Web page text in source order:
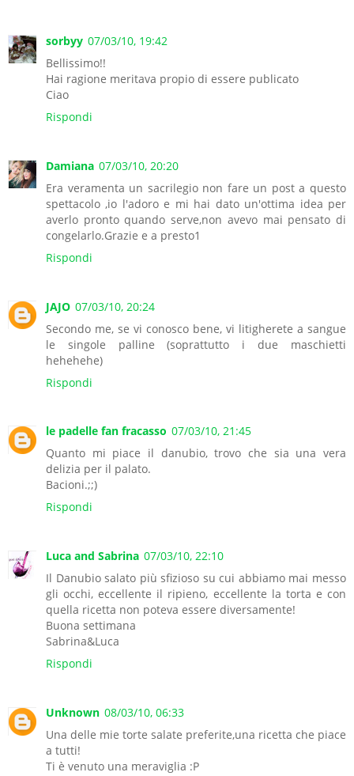
sorbyy 07/03/10, 19:42
Bellissimo!!
Hai ragione meritava propio di essere publicato
Ciao
Rispondi
Damiana 07/03/10, 20:20
Era veramenta un sacrilegio non fare un post a questo
spettacolo ,io l'adoro e mi hai dato un'ottima idea per
averlo pronto quando serve,non avevo mai pensato di
congelarlo.Grazie e a presto1
Rispondi
JAJO 07/03/10, 20:24
Secondo me, se vi conosco bene, vi litigherete a sangue
le singole palline (soprattutto i due maschietti
hehehehe)
Rispondi
le padelle fan fracasso 07/03/10, 21:45
Quanto mi piace il danubio, trovo che sia una vera
delizia per il palato.
Bacioni.;;)
Rispondi
Luca and Sabrina 07/03/10, 22:10
Il Danubio salato più sfizioso su cui abbiamo mai messo
gli occhi, eccellente il ripieno, eccellente la torta e con
quella ricetta non poteva essere diversamente!
Buona settimana
Sabrina&Luca
Rispondi
Unknown 08/03/10, 06:33
Una delle mie torte salate preferite,una ricetta che piace
a tutti!
Ti è venuto una meraviglia :P